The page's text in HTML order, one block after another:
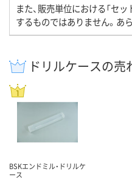
また、販売単位における「セ
するものではありません。あ
ドリルケースの
BSKエンドミル・ドリルケ
ース